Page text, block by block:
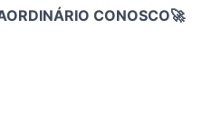
CONOSCO🚀